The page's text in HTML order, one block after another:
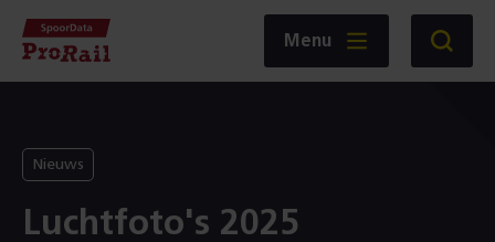
Navigatie
Homepage
Menu Zoeken
Luchtfoto's 2025
Nieuws